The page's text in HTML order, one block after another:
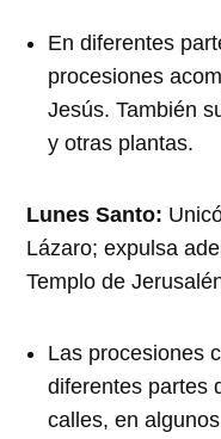
En diferentes
procesiones
Jesús. También
y otras plantas.
Lunes Santo:
Lázaro; expulsa
Templo de
Las procesiones
diferentes partes
calles, en